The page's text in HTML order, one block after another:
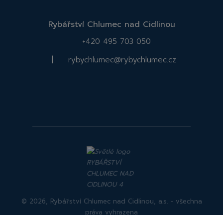
Rybářství Chlumec nad Cidlinou
+420 495 703 050
rybychlumec@rybychlumec.cz
Rybářství
nad
Cidlinou
Rybářství
nad
Cidlinou
© 2026, Rybářství Chlumec nad Cidlinou, a.s. - všechna
práva vyhrazena